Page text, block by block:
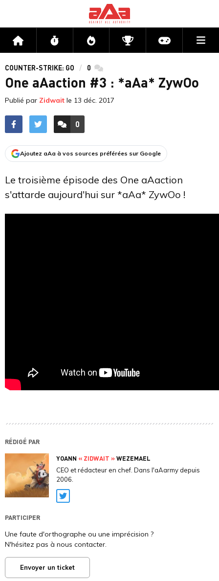
Accueil Flux Directs CompétitionsActu jeux
COUNTER-STRIKE: GO 0 commentaires
One aAaction #3 : *aAa* ZywOo
Publié par Zidwait le 13 déc. 2017
ACCÉDER AUX
0
COMMENTAIRES
Ajoutez aAa à vos sources préférées sur Google
Le troisième épisode des One aAaction
s'attarde aujourd'hui sur *aAa* ZywOo !
RÉDIGÉ PAR
YOANN « ZIDWAIT »WEZEMAEL
CEO et rédacteur en chef. Dans l'aAarmy depuis
2006.
Twitter
PARTICIPER
Une faute d'orthographe ou une imprécision ?
N'hésitez pas à nous contacter.
Envoyer un ticket